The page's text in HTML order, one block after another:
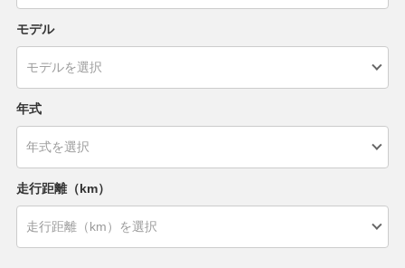
モデル
年式
走行距離（km）